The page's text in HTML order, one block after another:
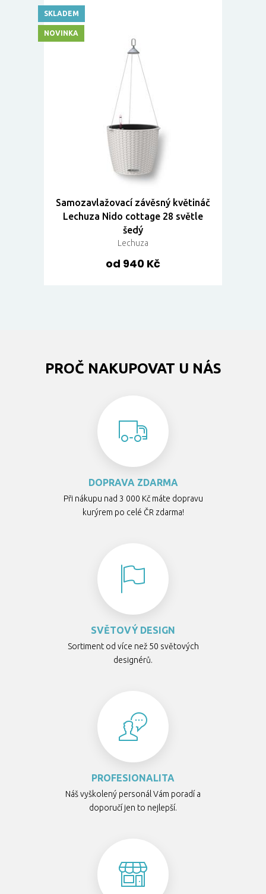
Samozavlažovací závěsný květináč
Lechuza Nido cottage 28 světle
šedý
Lechuza
od 940 Kč
SKLADEM
NOVINKA
PROČ NAKUPOVAT U NÁS
DOPRAVA ZDARMA
Při nákupu nad 3 000 Kč máte dopravu
kurýrem po celé ČR zdarma!
SVĚTOVÝ DESIGN
Sortiment od více než 50 světových
designérů.
PROFESIONALITA
Náš vyškolený personál Vám poradí a
doporučí jen to nejlepší.